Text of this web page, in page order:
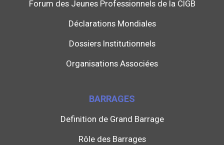
Forum des Jeunes Professionnels de la CIGB
Déclarations Mondiales
Dossiers Institutionnels
Organisations Associées
BARRAGES
Definition de Grand Barrage
Rôle des Barrages